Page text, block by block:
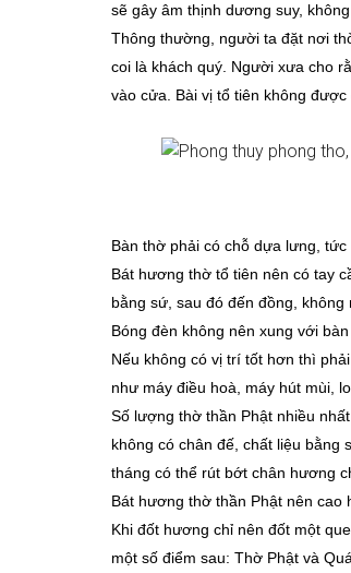
sẽ gây âm thịnh dương suy,
Thông thường, người ta đặt nơi
coi là khách quý. Người xưa cho
vào cửa. Bài vị tổ tiên không
Bàn thờ phải có chỗ dựa lưng,
Bát hương thờ tổ tiên nên có tay
bằng sứ, sau đó đến đồng, không
Bóng đèn không nên xung với
Nếu không có vị trí tốt hơn thì
như máy điều hoà, máy hút mùi,
Số lượng thờ thần Phật nhiều
không có chân đế, chất liệu bằng
tháng có thể rút bớt chân hương
Bát hương thờ thần Phật nên
Khi đốt hương chỉ nên đốt một
một số điểm sau: Thờ Phật và